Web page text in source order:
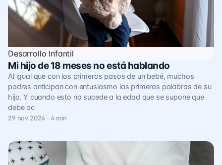
Desarrollo Infantil
Mi hijo de 18 meses no está hablando
Al igual que con los primeros pasos de un bebé, muchos
padres anticipan con entusiasmo las primeras palabras de su
hijo. Y cuando esto no sucede a la edad que se supone que
debe oc
29 nov 2024 · 4 min